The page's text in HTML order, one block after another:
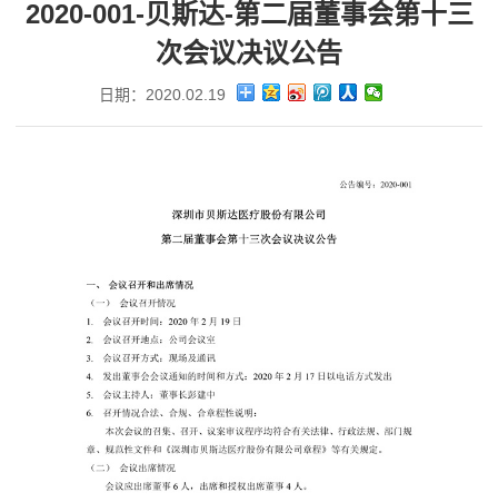
2020-001-贝斯达-第二届董事会第十三
次会议决议公告
日期：2020.02.19